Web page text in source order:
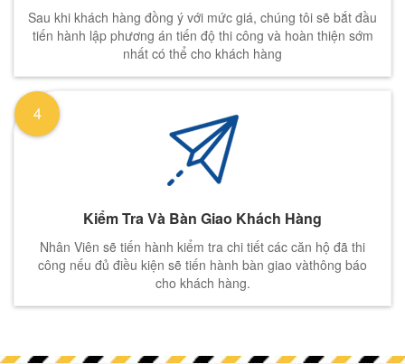
Sau khi khách hàng đồng ý với mức giá, chúng tôi sẽ bắt đầu
tiến hành lập phương án tiến độ thi công và hoàn thiện sớm
nhất có thể cho khách hàng
Kiểm Tra Và Bàn Giao Khách Hàng
Nhân Viên sẽ tiến hành kiểm tra chi tiết các căn hộ đã thi
công nếu đủ điều kiện sẽ tiến hành bàn giao vàthông báo
cho khách hàng.
4